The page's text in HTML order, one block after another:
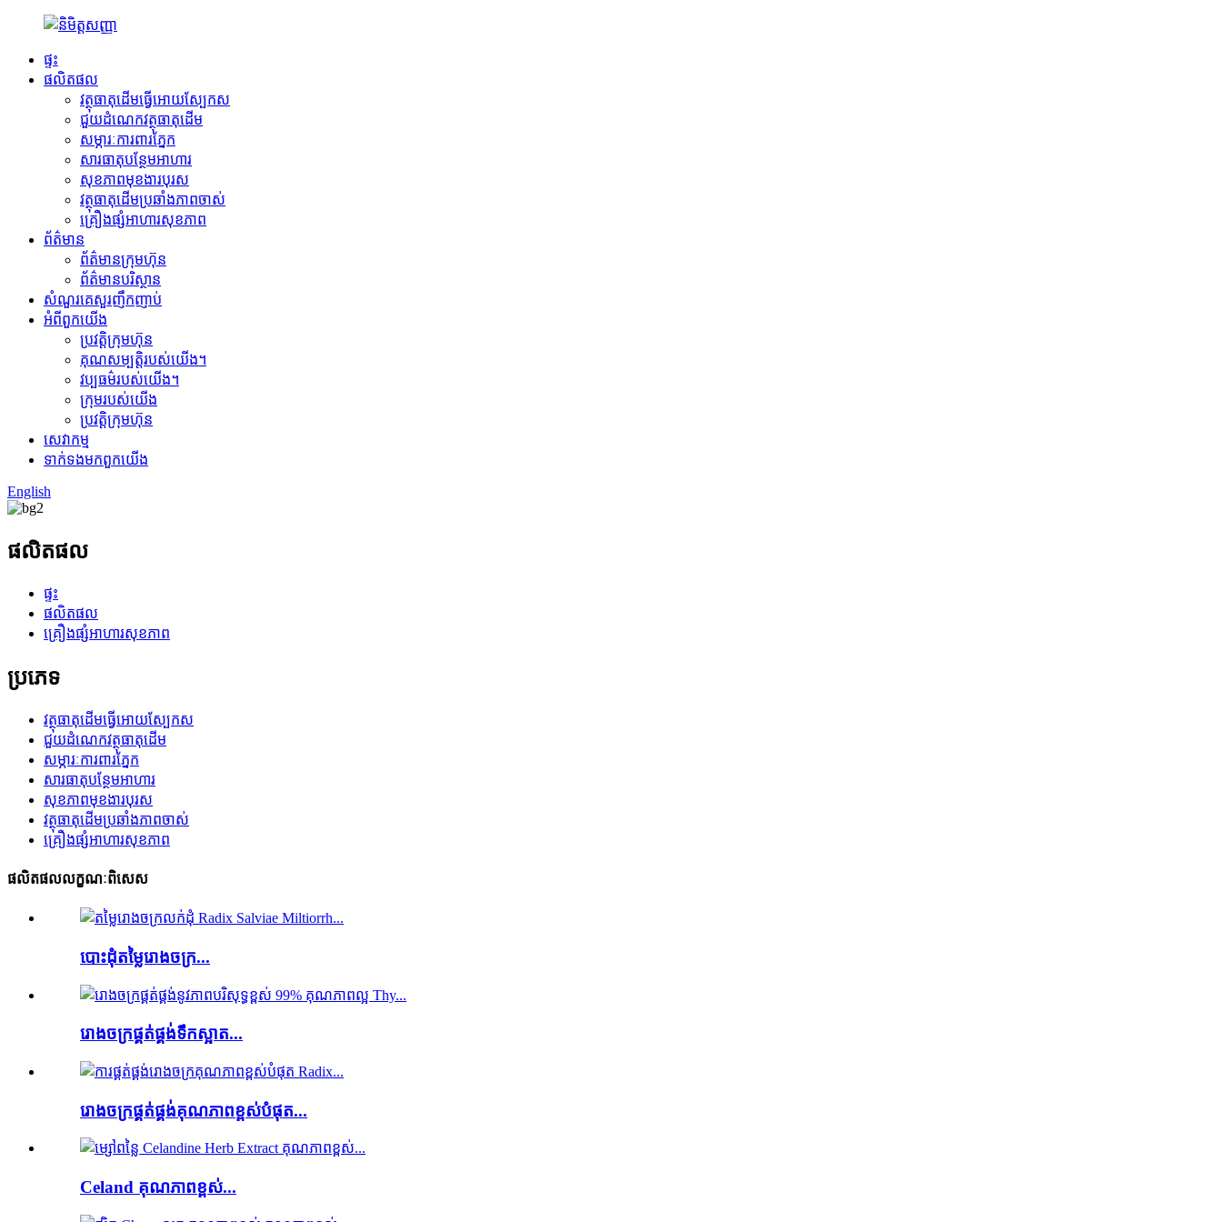
ផ្ទះ
ផលិតផល
វត្ថុធាតុដើមធ្វើអោយស្បែកស
ជួយដំណេកវត្ថុធាតុដើម
សម្ភារៈការពារភ្នែក
សារធាតុបន្ថែមអាហារ
សុខភាពមុខងារបុរស
វត្ថុធាតុដើមប្រឆាំងភាពចាស់
គ្រឿងផ្សំអាហារសុខភាព
ព័ត៌មាន
ព័ត៌មានក្រុមហ៊ុន
ព័ត៌មានបរិស្ថាន
សំណួរគេសួរញឹកញាប់
អំពី​ពួក​យើង
ប្រវត្តិ​ក្រុមហ៊ុន
គុណសម្បត្តិរបស់យើង។
វប្បធម៌របស់យើង។
ក្រុម​របស់​យើង
ប្រវត្តិក្រុមហ៊ុន
សេវាកម្ម
ទាក់ទង​មក​ពួក​យើង
English
ផលិតផល
ផ្ទះ
ផលិតផល
គ្រឿងផ្សំអាហារសុខភាព
ប្រភេទ
វត្ថុធាតុដើមធ្វើអោយស្បែកស
ជួយដំណេកវត្ថុធាតុដើម
សម្ភារៈការពារភ្នែក
សារធាតុបន្ថែមអាហារ
សុខភាពមុខងារបុរស
វត្ថុធាតុដើមប្រឆាំងភាពចាស់
គ្រឿងផ្សំអាហារសុខភាព
ផលិតផលលក្ខណៈពិសេស
បោះដុំតម្លៃរោងចក្រ...
រោងចក្រផ្គត់ផ្គង់ទឹកស្អាត...
រោងចក្រផ្គត់ផ្គង់គុណភាពខ្ពស់បំផុត...
Celand គុណភាពខ្ពស់...